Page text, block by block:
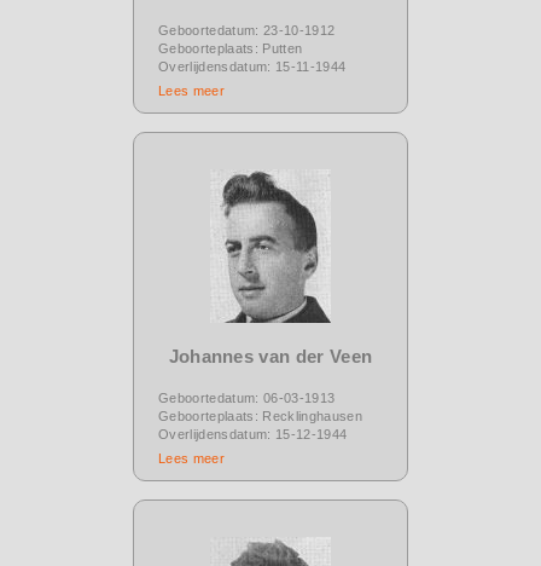
Geboortedatum: 23-10-1912
Geboorteplaats: Putten
Overlijdensdatum: 15-11-1944
Lees meer
Johannes van der Veen
Geboortedatum: 06-03-1913
Geboorteplaats: Recklinghausen
Overlijdensdatum: 15-12-1944
Lees meer